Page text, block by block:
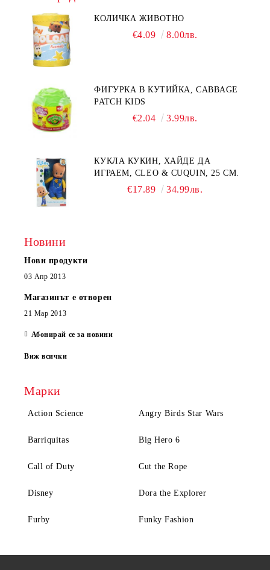
КОЛИЧКА ЖИВОТНО
€4.09 8.00лв.
ФИГУРКА В КУТИЙКА, CABBAGE
PATCH KIDS
€2.04 3.99лв.
КУКЛА КУКИН, ХАЙДЕ ДА
ИГРАЕМ, CLEO & CUQUIN, 25 СМ.
€17.89 34.99лв.
Новини
Нови продукти
03 Апр 2013
Магазинът е отворен
21 Мар 2013
Абонирай се за новини
Виж всички
Марки
Action Science Angry Birds Star Wars
Barriquitas Big Hero 6
Call of Duty Cut the Rope
Disney Dora the Explorer
Furby Funky Fashion